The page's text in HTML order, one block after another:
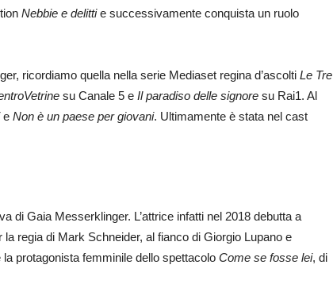
Nebbie e delittie successivamente conquista un ruolo
ricordiamo quella nella serie Mediaset regina d’ascolti Le Tre
su Canale 5 e Il paradiso delle signore su Rai1. Al
e Non è un paese per giovani. Ultimamente è stata nel cast
di Gaia Messerklinger. L’attrice infatti nel 2018 debutta a
la regia di Mark Schneider, al fianco di Giorgio Lupano e
protagonista femminile dello spettacolo Come se fosse lei, di